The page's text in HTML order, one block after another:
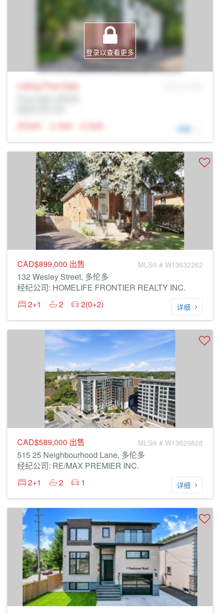
登录以查看更多
Listing Price Sale
N/A
N/A N/A 详细
CAD$899,000 出售 MLS® # W13632262
132 Wesley Street, 多伦多
经纪公司: HOMELIFE FRONTIER REALTY INC.
2+1
2 2(0+2) 详细
CAD$589,000 出售 MLS® # W13629828
515 25 Neighbourhood Lane, 多伦多
经纪公司: RE/MAX PREMIER INC.
2+1
2 1 详细